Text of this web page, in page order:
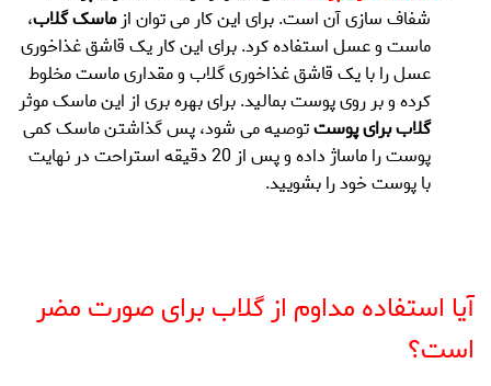
شفاف سازی آن است. برای این کار می توان ازماسک گلاب،
ماست و عسل استفاده کرد. برای این کار یک قاشق غذاخوری
عسل را با یک قاشق غذاخوری گلاب و مقداری ماست مخلوط
کرده و بر روی پوست بمالید. برای بهره بری از این ماسک موثر
گلاب برای پوستتوصیه می شود، پس گذاشتن ماسک کمی
پوست را ماساژ داده و پس از 20 دقیقه استراحت در نهایت
با پوست خود را بشویید.
آیا استفاده مداوم از گلاب برای صورت مضر
است؟